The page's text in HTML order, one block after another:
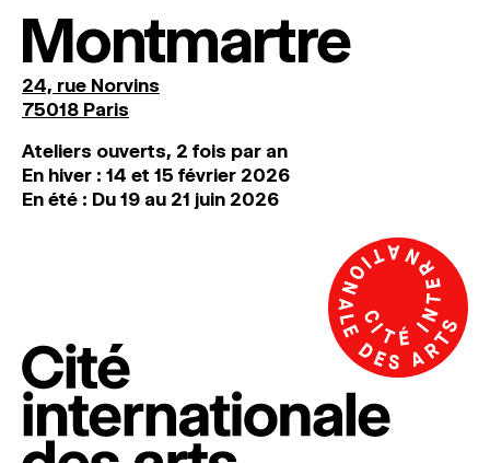
Montmartre
24, rue Norvins
75018 Paris
Ateliers ouverts, 2 fois par an
En hiver : 14 et 15 février 2026
En été : Du 19 au 21 juin 2026